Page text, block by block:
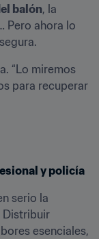
balón, la
Pero ahora lo
“Lo miremos
para recuperar
y policía
serio la
Distribuir
esenciales,